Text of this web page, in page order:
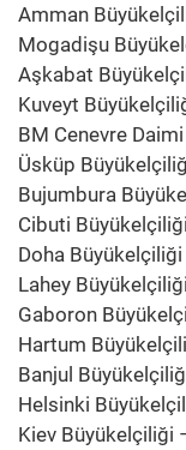
Amman
Mogadişu
Aşkabat
Kuveyt
BM Cenevre
Üsküp
Bujumbura
Cibuti
Doha
Lahey
Gaboron
Hartum
Banjul
Helsinki
Kiev Büyükelçiliği